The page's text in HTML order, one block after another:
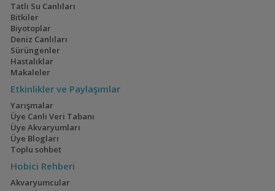
Tatlı Su Canlıları
Bitkiler
Biyotoplar
Deniz Canlıları
Sürüngenler
Hastalıklar
Makaleler
Etkinlikler ve Paylaşımlar
Yarışmalar
Üye Canlı Veri Tabanı
Üye Akvaryumları
Üye Blogları
Toplu sohbet
Hobici Rehberi
Akvaryumcular